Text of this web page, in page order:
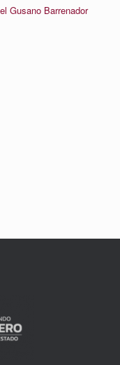
Gusano Barrenador